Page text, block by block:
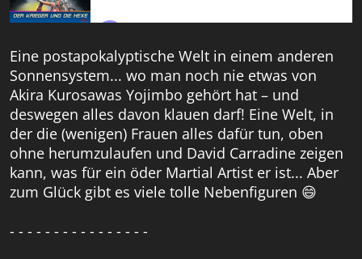
Eine postapokalyptische Welt in einem anderen
Sonnensystem... wo man noch nie etwas von
Akira Kurosawas Yojimbo gehört hat – und
deswegen alles davon klauen darf! Eine Welt, in
der die (wenigen) Frauen alles dafür tun, oben
ohne herumzulaufen und David Carradine zeigen
kann, was für ein öder Martial Artist er ist... Aber
zum Glück gibt es viele tolle Nebenfiguren 😄
- - - - - - - - - - - - - - - -